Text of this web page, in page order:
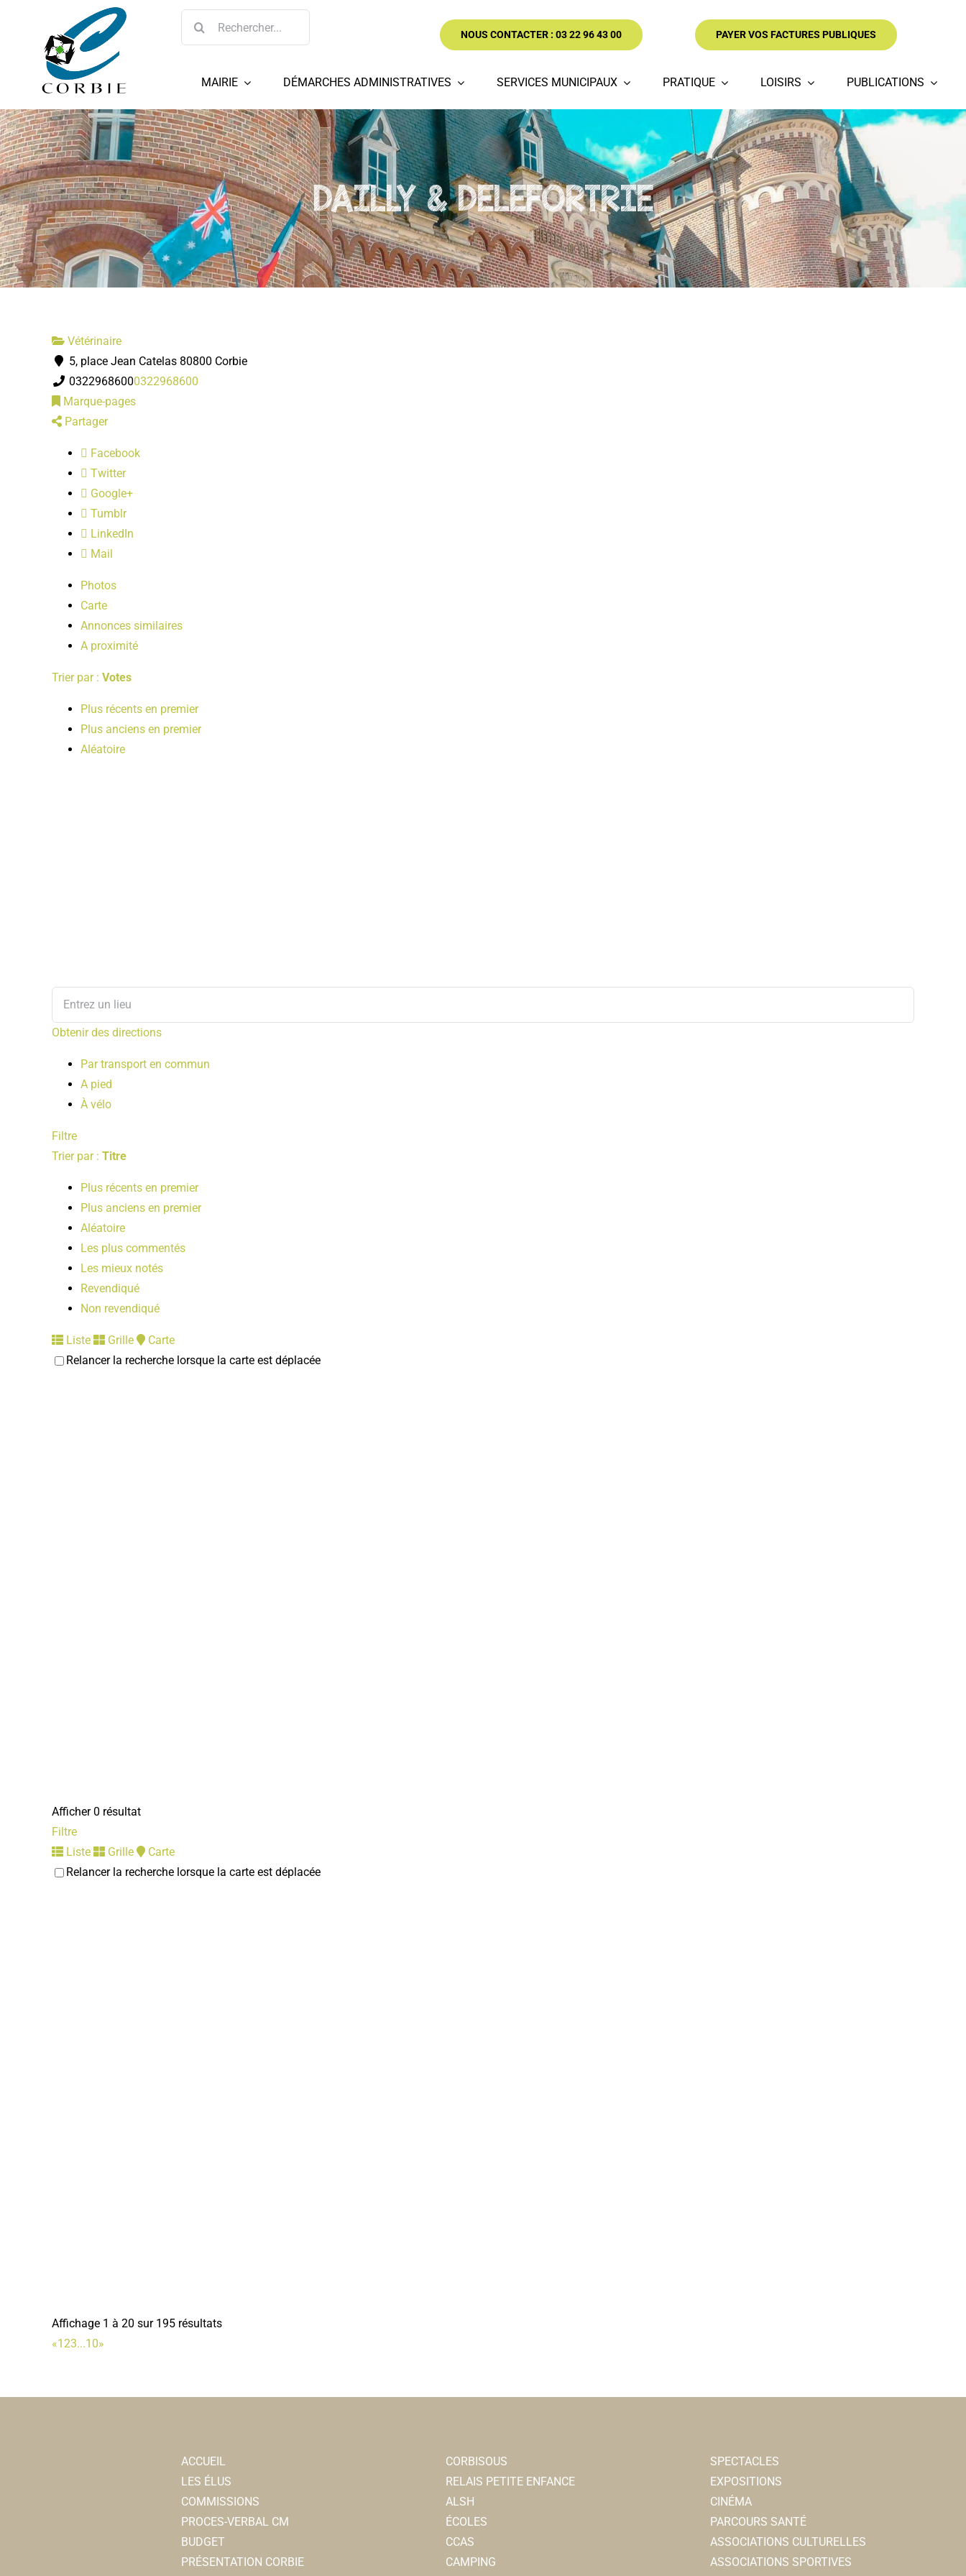
Rechercher:
NOUS CONTACTER : 03 22 96 43 00 PAYER VOS FACTURES PUBLIQUES
MAIRIE DÉMARCHES ADMINISTRATIVES SERVICES MUNICIPAUX PRATIQUE LOISIRS PUBLICATIONS
DAILLY & DELEFORTRIE
Vétérinaire
5, place Jean Catelas 80800 Corbie
03229686000322968600
Marque-pages
Partager
Facebook
Twitter
Google+
Tumblr
LinkedIn
Mail
Photos
Carte
Annonces similaires
A proximité
Trier par : Votes
Plus récents en premier
Plus anciens en premier
Aléatoire
Obtenir des directions
Par transport en commun
A pied
À vélo
Filtre
Trier par : Titre
Plus récents en premier
Plus anciens en premier
Aléatoire
Les plus commentés
Les mieux notés
Revendiqué
Non revendiqué
Liste Grille
Carte
Relancer la recherche lorsque la carte est déplacée
Afficher 0 résultat
Filtre
Liste
Grille
Carte
Relancer la recherche lorsque la carte est déplacée
Affichage 1 à 20 sur 195 résultats
«123...10»
ACCUEIL
LES ÉLUS
COMMISSIONS
PROCES-VERBAL CM
BUDGET
PRÉSENTATION CORBIE
CORBISOUS
RELAIS PETITE ENFANCE
ALSH
ÉCOLES
CCAS
CAMPING
SPECTACLES
EXPOSITIONS
CINÉMA
PARCOURS SANTÉ
ASSOCIATIONS CULTURELLES
ASSOCIATIONS SPORTIVES